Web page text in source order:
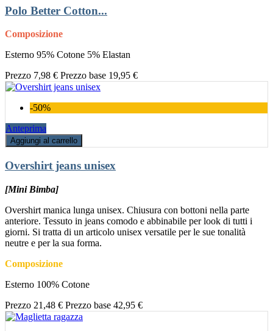
Polo Better Cotton...
Composizione
Esterno 95% Cotone 5% Elastan
Prezzo 7,98 € Prezzo base 19,95 €
-50%
Anteprima
Aggiungi al carrello
Overshirt jeans unisex
[Mini Bimba]
Overshirt manica lunga unisex. Chiusura con bottoni nella parte
anteriore. Tessuto in jeans comodo e abbinabile per look di tutti i
giorni. Si tratta di un articolo unisex versatile per le sue tonalità
neutre e per la sua forma.
Composizione
Esterno 100% Cotone
Prezzo 21,48 € Prezzo base 42,95 €